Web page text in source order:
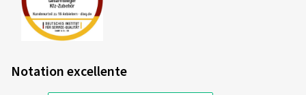
Notation excellente